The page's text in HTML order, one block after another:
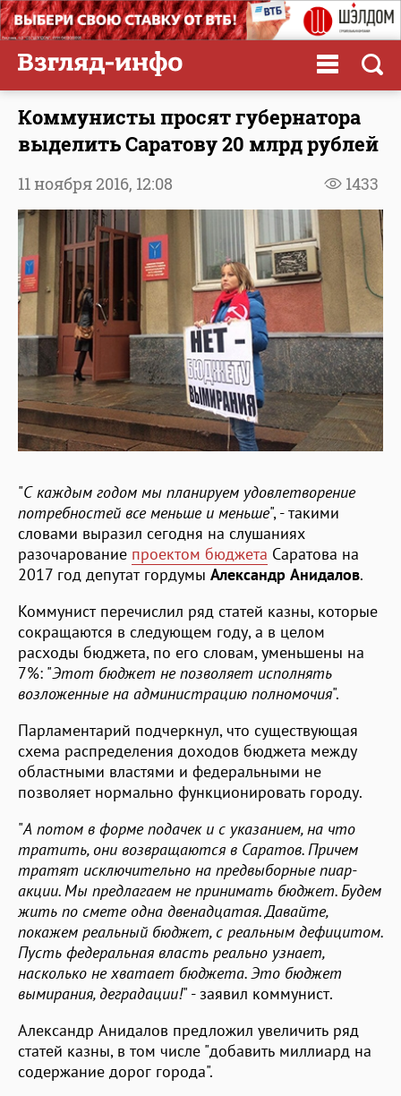
Коммунисты просят губернатора
выделить Саратову 20 млрд рублей
1433
11 ноября 2016, 12:08
"С каждым годом мы планируем удовлетворение
потребностей все меньше и меньше", - такими
словами выразил сегодня на слушаниях
разочарование проектом бюджета Саратова на
2017 год депутат гордумы Александр Анидалов.
Коммунист перечислил ряд статей казны, которые
сокращаются в следующем году, а в целом
расходы бюджета, по его словам, уменьшены на
7%: "Этот бюджет не позволяет исполнять
возложенные на администрацию полномочия".
Парламентарий подчеркнул, что существующая
схема распределения доходов бюджета между
областными властями и федеральными не
позволяет нормально функционировать городу.
"А потом в форме подачек и с указанием, на что
тратить, они возвращаются в Саратов. Причем
тратят исключительно на предвыборные пиар-
акции. Мы предлагаем не принимать бюджет. Будем
жить по смете одна двенадцатая. Давайте,
покажем реальный бюджет, с реальным дефицитом.
Пусть федеральная власть реально узнает,
насколько не хватает бюджета. Это бюджет
вымирания, деградации!" - заявил коммунист.
Александр Анидалов предложил увеличить ряд
статей казны, в том числе "добавить миллиард на
содержание дорог города".